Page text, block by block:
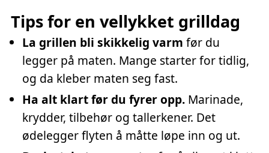
Tips for en vellykket grilldag
La grillen bli skikkelig varm før du
legger på maten. Mange starter for tidlig,
og da kleber maten seg fast.
Ha alt klart før du fyrer opp. Marinade,
krydder, tilbehør og tallerkener. Det
ødelegger flyten å måtte løpe inn og ut.